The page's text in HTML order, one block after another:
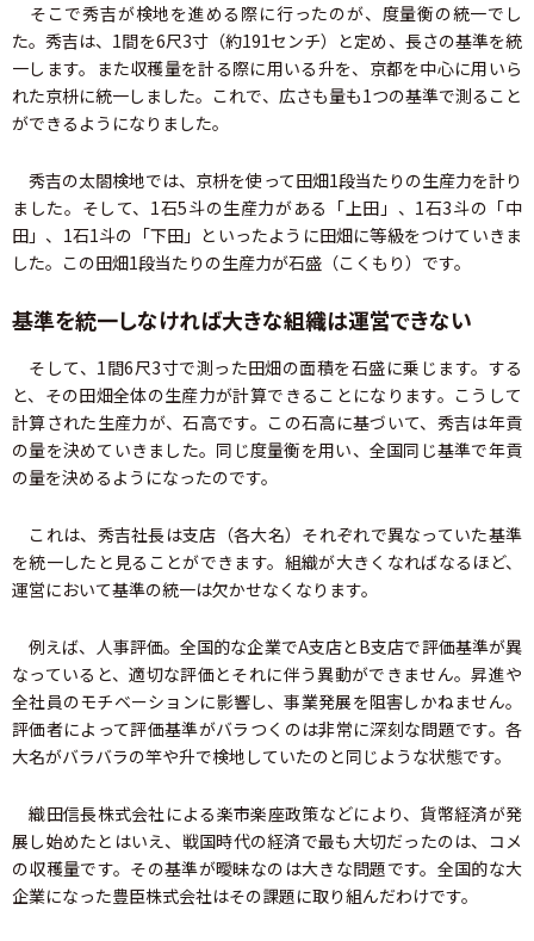
そこで秀吉が検地を進める際に行ったのが、度量衡の統一でし
た。秀吉は、1間を6尺3寸（約191センチ）と定め、長さの基準を統
一します。また収穫量を計る際に用いる升を、京都を中心に用いら
れた京枡に統一しました。これで、広さも量も1つの基準で測ること
ができるようになりました。
秀吉の太閤検地では、京枡を使って田畑1段当たりの生産力を計り
ました。そして、1石5斗の生産力がある「上田」、1石3斗の「中
田」、1石1斗の「下田」といったように田畑に等級をつけていきま
した。この田畑1段当たりの生産力が石盛（こくもり）です。
基準を統一しなければ大きな組織は運営できない
そして、1間6尺3寸で測った田畑の面積を石盛に乗じます。する
と、その田畑全体の生産力が計算できることになります。こうして
計算された生産力が、石高です。この石高に基づいて、秀吉は年貢
の量を決めていきました。同じ度量衡を用い、全国同じ基準で年貢
の量を決めるようになったのです。
これは、秀吉社長は支店（各大名）それぞれで異なっていた基準
を統一したと見ることができます。組織が大きくなればなるほど、
運営において基準の統一は欠かせなくなります。
例えば、人事評価。全国的な企業でA支店とB支店で評価基準が異
なっていると、適切な評価とそれに伴う異動ができません。昇進や
全社員のモチベーションに影響し、事業発展を阻害しかねません。
評価者によって評価基準がバラつくのは非常に深刻な問題です。各
大名がバラバラの竿や升で検地していたのと同じような状態です。
織田信長株式会社による楽市楽座政策などにより、貨幣経済が発
展し始めたとはいえ、戦国時代の経済で最も大切だったのは、コメ
の収穫量です。その基準が曖昧なのは大きな問題です。全国的な大
企業になった豊臣株式会社はその課題に取り組んだわけです。